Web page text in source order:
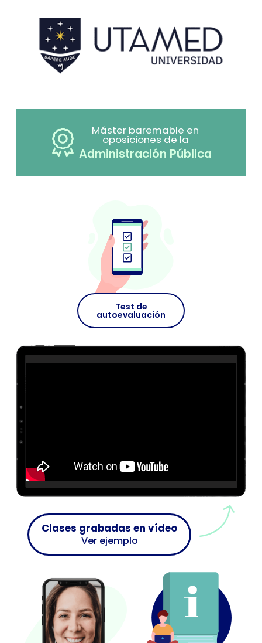
Máster baremable en
oposiciones de la
Administración Pública
Test de
autoevaluación
Clases grabadas en vídeo
Ver ejemplo